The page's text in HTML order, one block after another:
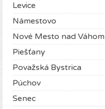
Levice
Námestovo
Nové Mesto nad Váhom
Piešťany
Považská Bystrica
Púchov
Senec